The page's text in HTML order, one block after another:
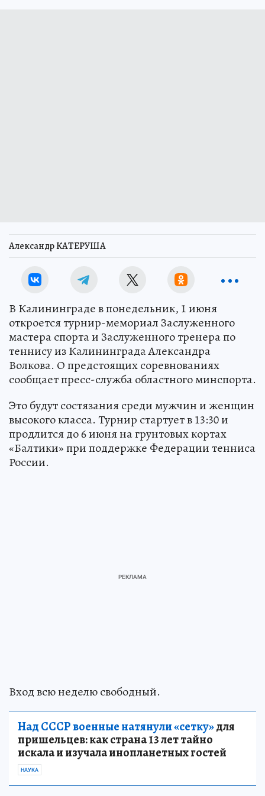
Александр КАТЕРУША
В Калининграде в понедельник, 1 июня
откроется турнир-мемориал Заслуженного
мастера спорта и Заслуженного тренера по
теннису из Калининграда Александра
Волкова. О предстоящих соревнованиях
сообщает пресс-служба областного минспорта.
Это будут состязания среди мужчин и женщин
высокого класса. Турнир стартует в 13:30 и
продлится до 6 июня на грунтовых кортах
«Балтики» при поддержке Федерации тенниса
России.
Вход всю неделю свободный.
Над СССР военные натянули «сетку»для
пришельцев: как страна 13 лет тайно
искала и изучала инопланетных гостей
НАУКА